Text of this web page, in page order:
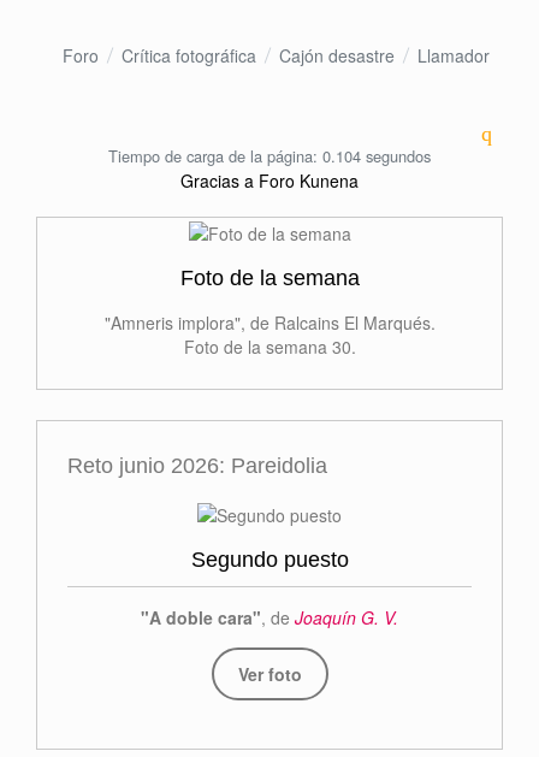
Foro Crítica fotográfica Cajón desastre Llamador
Tiempo de carga de la página: 0.104 segundos
Gracias a Foro Kunena
Foto de la semana
"Amneris implora", de Ralcains El Marqués.
Foto de la semana 30.
Reto junio 2026: Pareidolia
Segundo puesto
"A doble cara", de Joaquín G. V.
Ver foto